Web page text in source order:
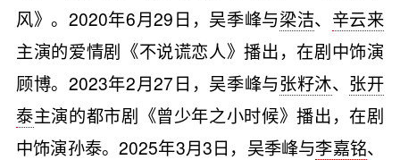
风》。2020年6月29日，吴季峰与梁洁、 辛云来
主演的爱情剧《不说谎恋人》播出，在剧中饰演
顾博。2023年2月27日，吴季峰与张籽沐、 张开
泰主演的都市剧《曾少年之小时候》播出，在剧
中饰演孙泰。2025年3月3日，吴季峰与李嘉铭、